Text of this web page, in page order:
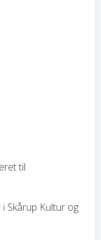
til
Skårup Kultur og